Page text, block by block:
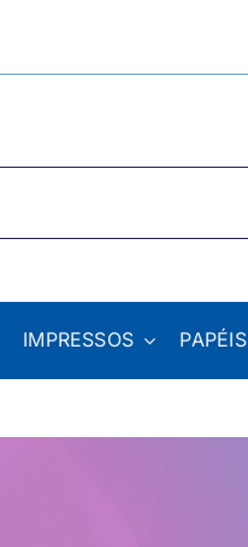
IMPRESSOS PAPÉIS